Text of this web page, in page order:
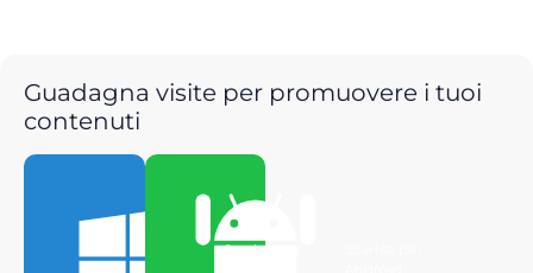
Guadagna visite per promuovere i tuoi
contenuti
Scarica per